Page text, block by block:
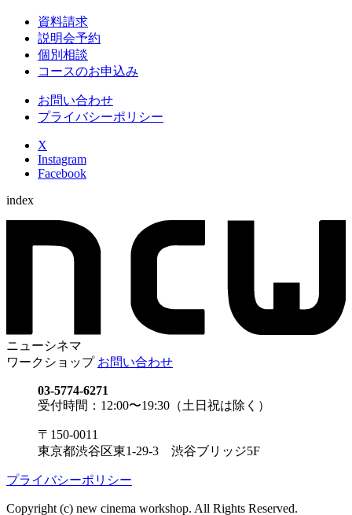
資料請求
説明会予約
個別相談
コースのお申込み
お問い合わせ
プライバシーポリシー
X
Instagram
Facebook
index
ニューシネマ
ワークショップ お問い合わせ
03-5774-6271
受付時間：12:00〜19:30（土日祝は除く）
〒150-0011
東京都渋谷区東1-29-3 渋谷ブリッジ5F
プライバシーポリシー
Copyright (c) new cinema workshop. All Rights Reserved.